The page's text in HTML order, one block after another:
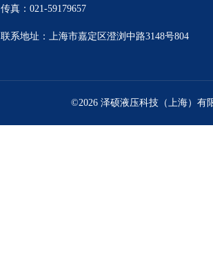
传真：021-59179657
联系地址：上海市嘉定区澄浏中路3148号804
©2026 泽硕液压科技（上海）有